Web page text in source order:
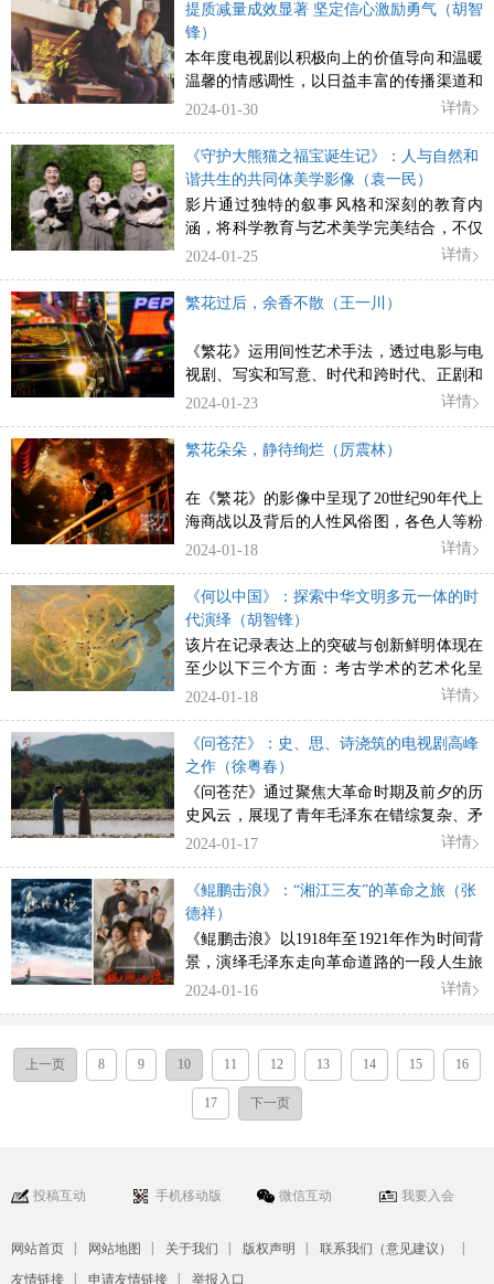
提质减量成效显著 坚定信心激励勇气（胡智
锋）
本年度电视剧以积极向上的价值导向和温暖
温馨的情感调性，以日益丰富的传播渠道和
样态触达更多观众，并对文旅产业产生了突
费的全新时代性景观。
2024-01-30 详情
《守护大熊猫之福宝诞生记》：人与自然和
谐共生的共同体美学影像（袁一民）
影片通过独特的叙事风格和深刻的教育内
涵，将科学教育与艺术美学完美结合，不仅
增强了影片的观赏性，更提高了其教育性，
科教纪录片。
2024-01-25 详情
繁花过后，余香不散（王一川）
《繁花》运用间性艺术手法，透过电影与电
视剧、写实和写意、时代和跨时代、正剧和
喜剧、个性和类象征、进取和乡愁等方面的
中国式现代化的文化形态之美，即流溯之
2024-01-23 详情
繁花朵朵，静待绚烂（厉震林）
在《繁花》的影像中呈现了20世纪90年代上
海商战以及背后的人性风俗图，各色人等粉
墨登场，有不同的动机以及做派，可谓繁花
2024-01-18 详情
《何以中国》：探索中华文明多元一体的时
代演绎（胡智锋）
该片在记录表达上的突破与创新鲜明体现在
至少以下三个方面：考古学术的艺术化呈
现、历史事实的故事化演绎和高冷文化的大
2024-01-18 详情
《问苍茫》：史、思、诗浇筑的电视剧高峰
之作（徐粤春）
《问苍茫》通过聚焦大革命时期及前夕的历
史风云，展现了青年毛泽东在错综复杂、矛
盾丛生的革命现实下不断向外求索、向内叩
2024-01-17 详情
《鲲鹏击浪》：“湘江三友”的革命之旅（张
德祥）
《鲲鹏击浪》以1918年至1921年作为时间背
景，演绎毛泽东走向革命道路的一段人生旅
程，塑造一代青年为寻求真理不畏艰难、奋
2024-01-16 详情
上一页 8 9 10 11 12 13 14 15 16
17 下一页
投稿互动 手机移动版 微信互动 我要入会
网站首页 网站地图 关于我们 版权声明 联系我们（意见建议）
友情链接 申请友情链接 举报入口